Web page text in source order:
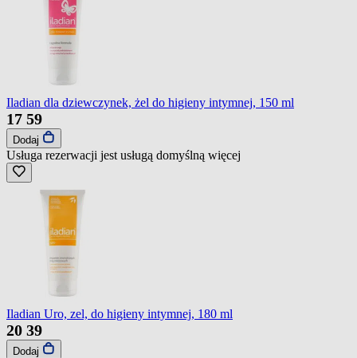
Iladian dla dziewczynek, żel do higieny intymnej, 150 ml
17 59
Dodaj
Usługa rezerwacji jest usługą domyślną więcej
Iladian Uro, zel, do higieny intymnej, 180 ml
20 39
Dodaj